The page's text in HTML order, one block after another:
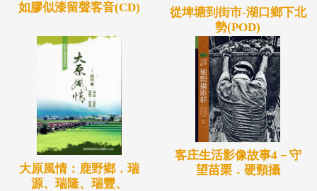
如膠似漆留聲客音(CD)
從埤塘到街市-湖口鄉下北
勢(POD)
大原風情：鹿野鄉．瑞
源、瑞隆、瑞豐、
客庄生活影像故事4－守
望苗栗．硬頸攝